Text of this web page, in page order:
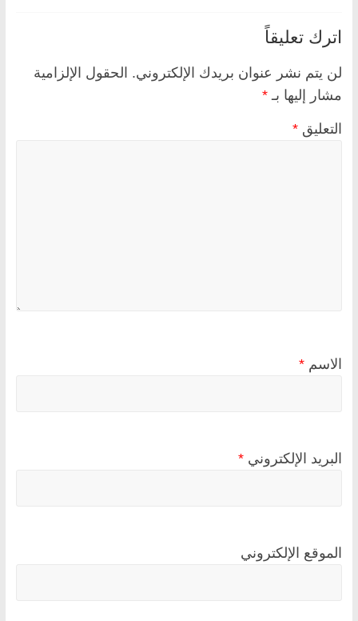
اترك تعليقاً
لن يتم نشر عنوان بريدك الإلكتروني. الحقول الإلزامية
مشار إليها بـ *
التعليق *
الاسم *
البريد الإلكتروني *
الموقع الإلكتروني